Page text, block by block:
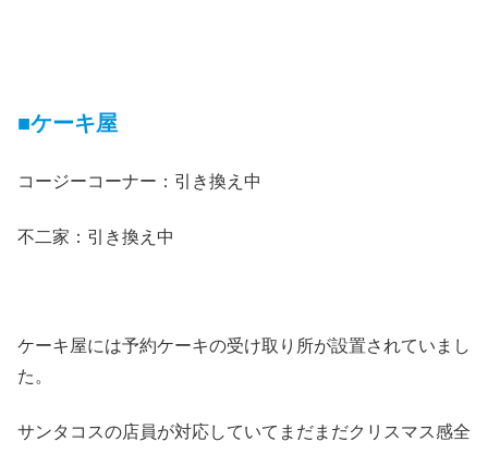
■ケーキ屋
コージーコーナー：引き換え中
不二家：引き換え中
ケーキ屋には予約ケーキの受け取り所が設置されていまし
た。
サンタコスの店員が対応していてまだまだクリスマス感全